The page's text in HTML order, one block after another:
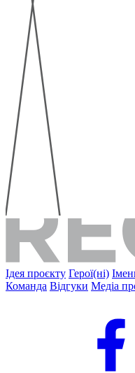
Ідея проєкту Герої(ні)
Команда Відгуки Медіа